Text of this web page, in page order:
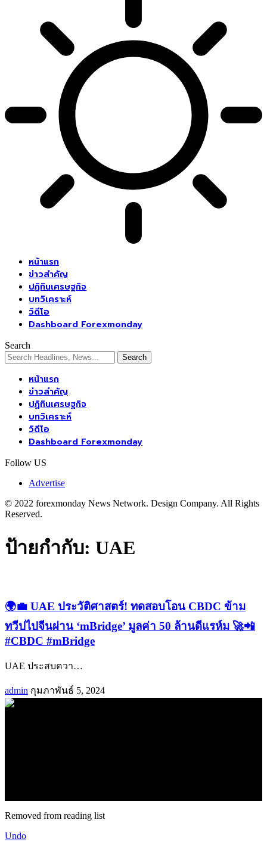
หน้าแรก
ข่าวสำคัญ
ปฏิทินเศรษฐกิจ
บทวิเคราะห์
วิดีโอ
Dashboard Forexmonday
Search
หน้าแรก
ข่าวสำคัญ
ปฏิทินเศรษฐกิจ
บทวิเคราะห์
วิดีโอ
Dashboard Forexmonday
Follow US
Advertise
© 2022 forexmonday News Network. Design Company. All Rights
Reserved.
ป้ายกำกับ: UAE
🌍💼 UAE ประวัติศาสตร์! ทดสอบโอน CBDC ข้าม
ทวีปไปจีนผ่าน ‘mBridge’ มูลค่า 50 ล้านดีแรห์ม 🚀📲
#CBDC #mBridge
UAE ประสบควา…
admin กุมภาพันธ์ 5, 2024
Removed from reading list
Undo